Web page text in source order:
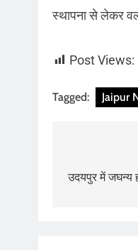
स्थापना से लेकर
Post Views:
Tagged: Jaipur
उदयपुर में जघन्य